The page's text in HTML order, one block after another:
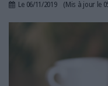
LE MAGAZINE
L'ESPACE EMPLOI
Le 06/11/2019 (Mis à jour le